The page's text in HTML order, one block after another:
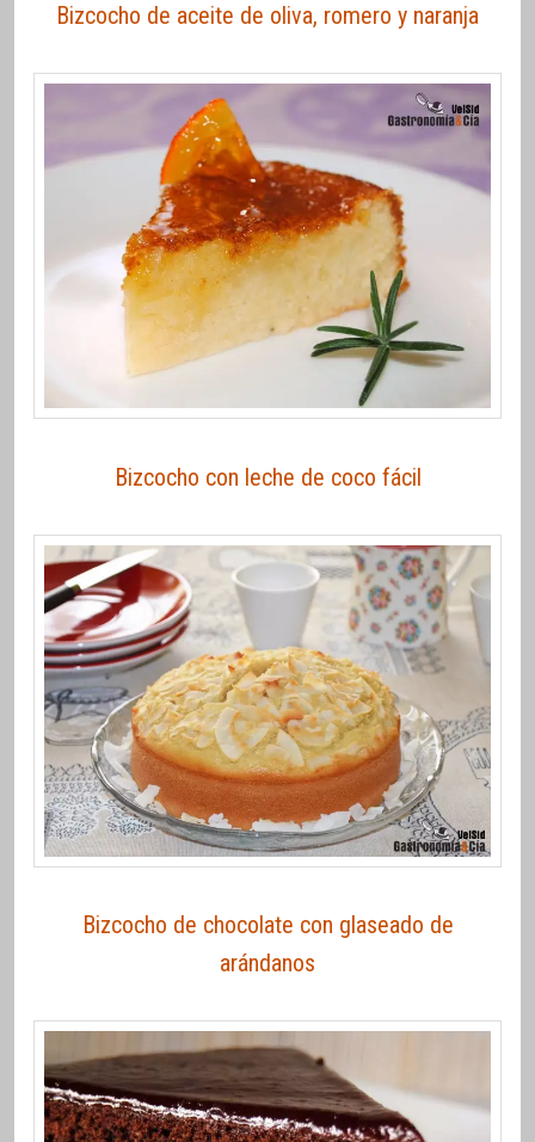
Bizcocho de aceite de oliva, romero y naranja
Bizcocho con leche de coco fácil
Bizcocho de chocolate con glaseado de
arándanos